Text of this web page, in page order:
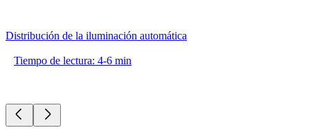
Distribución de la iluminación automática
Tiempo de lectura: 4-6 min